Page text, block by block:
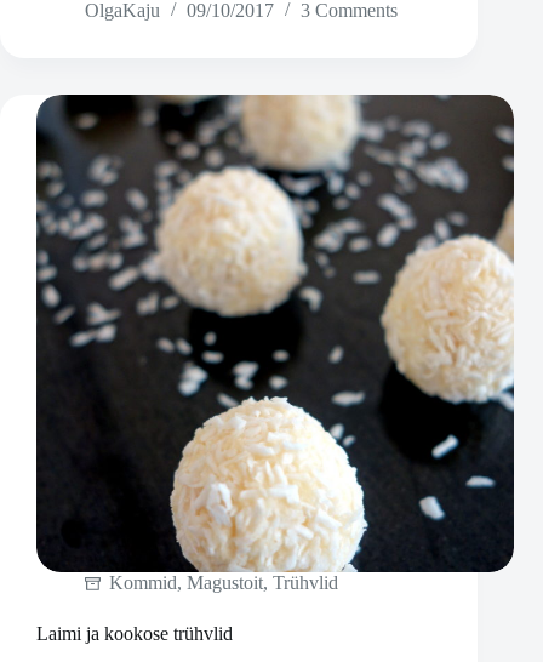
OlgaKaju 09/10/2017 3 Comments
Kommid, Magustoit, Trühvlid
Laimi ja kookose trühvlid